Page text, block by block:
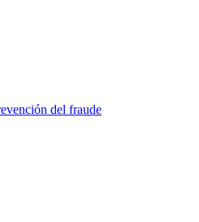
del fraude